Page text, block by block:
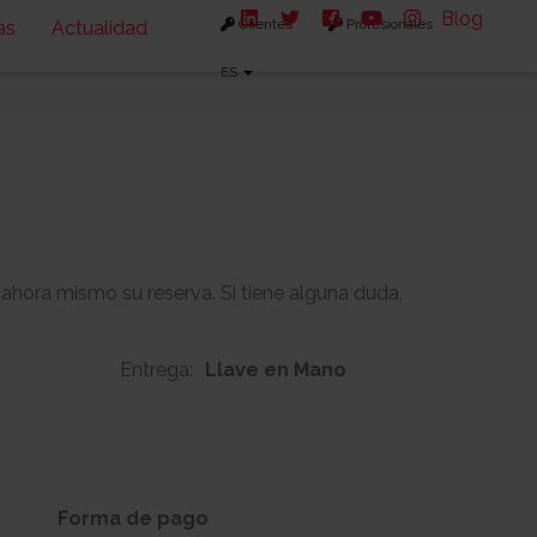
Actualidad Clientes Profesionales
ES
Blog
mismo su reserva. Si tiene alguna duda,
Entrega: Llave en Mano
157m2
Forma de pago